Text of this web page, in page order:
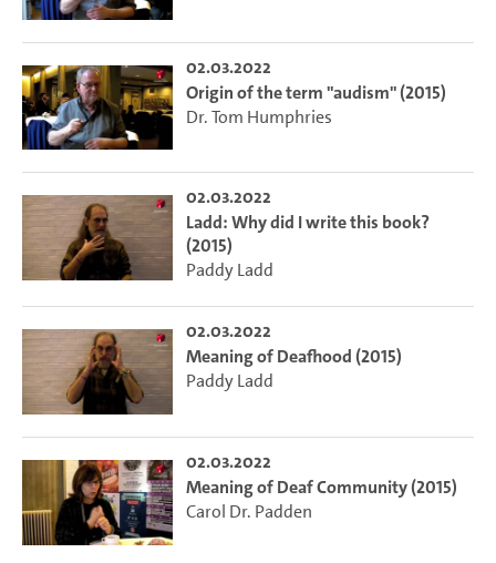
02.03.2022
Origin of the term "audism" (2015)
Dr. Tom Humphries
02.03.2022
Ladd: Why did I write this book?
(2015)
Paddy Ladd
02.03.2022
Meaning of Deafhood (2015)
Paddy Ladd
02.03.2022
Meaning of Deaf Community (2015)
Carol Dr. Padden